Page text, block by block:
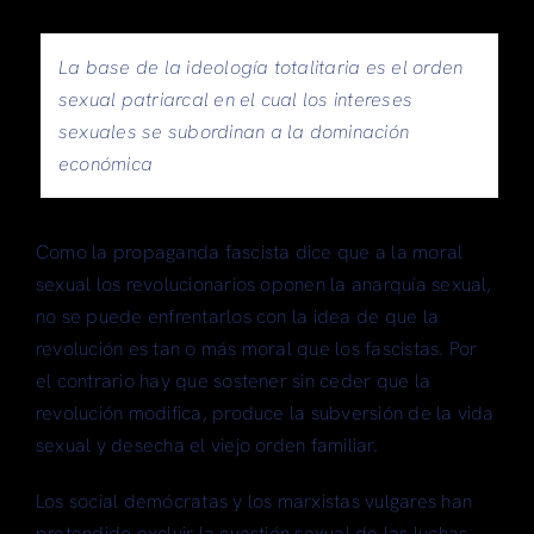
La base de la ideología totalitaria es el orden
sexual patriarcal en el cual los intereses
sexuales se subordinan a la dominación
económica
Como la propaganda fascista dice que a la moral
sexual los revolucionarios oponen la anarquía sexual,
no se puede enfrentarlos con la idea de que la
revolución es tan o más moral que los fascistas. Por
el contrario hay que sostener sin ceder que la
revolución modifica, produce la subversión de la vida
sexual y desecha el viejo orden familiar.
Los social demócratas y los marxistas vulgares han